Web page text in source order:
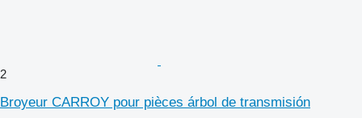
2
Broyeur CARROY pour pièces árbol de transmisión